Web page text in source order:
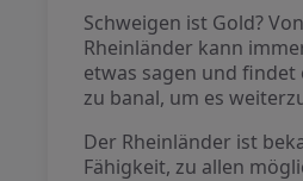
Schweigen ist Gold?
Rheinländer kann
etwas sagen und
zu banal, um es
Der Rheinländer ist
Fähigkeit, zu allen